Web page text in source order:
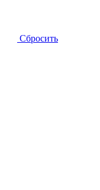
Сбросить